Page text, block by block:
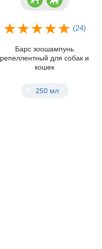
(24)
Барс зоошампунь
репеллентный для собак и
кошек
250 мл